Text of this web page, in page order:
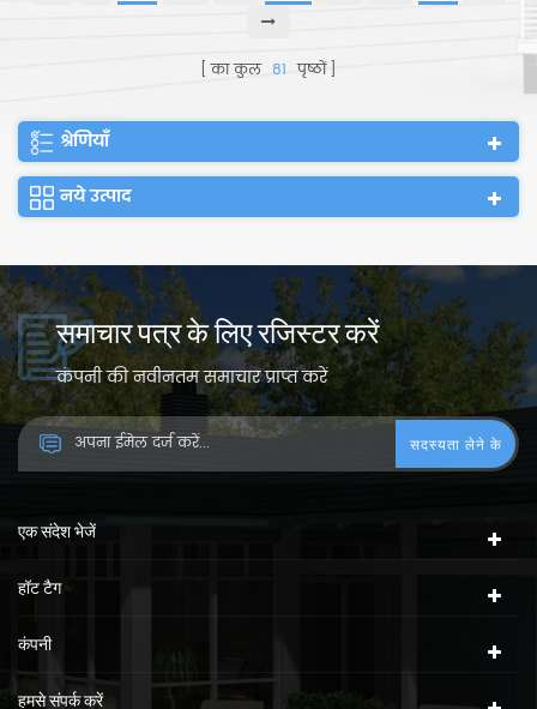
का कुल 81 पृष्ठों
श्रेणियाँ
नये उत्पाद
समाचार पत्र के लिए रजिस्टर करें
कंपनी की नवीनतम समाचार प्राप्त करें
एक संदेश भेजें
हॉट टैग
कंपनी
हमसे संपर्क करें